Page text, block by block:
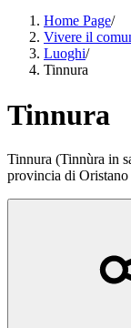
Home Page/
Vivere il
Luoghi/
Tinnura
Tinnura
Tinnura (Tinnùra in
provincia di Oristano